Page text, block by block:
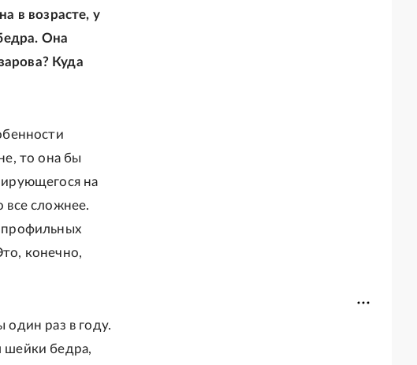
в возрасте, у
Она
Куда
то она бы
на
все сложнее.
конечно,
один раз в году.
шейки бедра,